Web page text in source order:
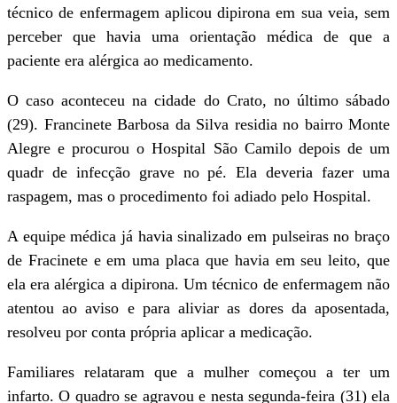
técnico de enfermagem aplicou dipirona em sua veia, sem
perceber que havia uma orientação médica de que a
paciente era alérgica ao medicamento.
O caso aconteceu na cidade do Crato, no último sábado
(29). Francinete Barbosa da Silva residia no bairro Monte
Alegre e procurou o Hospital São Camilo depois de um
quadr de infecção grave no pé. Ela deveria fazer uma
raspagem, mas o procedimento foi adiado pelo Hospital.
A equipe médica já havia sinalizado em pulseiras no braço
de Fracinete e em uma placa que havia em seu leito, que
ela era alérgica a dipirona. Um técnico de enfermagem não
atentou ao aviso e para aliviar as dores da aposentada,
resolveu por conta própria aplicar a medicação.
Familiares relataram que a mulher começou a ter um
infarto. O quadro se agravou e nesta segunda-feira (31) ela